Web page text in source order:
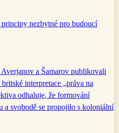
nezbytné pro budoucí
a Šamarov publikovali
interpretace „práva na
odhaluje, že formování
a svobodě se propojilo s koloniální